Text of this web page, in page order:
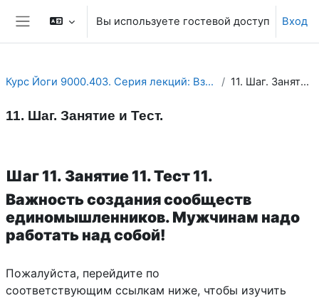
Перейти к основному содержанию
Боковая панель
Вы используете гостевой доступ Вход
Курс Йоги 9000.403. Серия лекций: Взаимоотношения ... 11. Шаг. Занятие и Тест.
11. Шаг. Занятие и Тест.
Шаг 11. Занятие 11. Тест 11.
Важность создания сообществ
единомышленников.Мужчинам надо
работать над собой!
Пожалуйста, перейдите по
соответствующим ссылкам ниже, чтобы изучить